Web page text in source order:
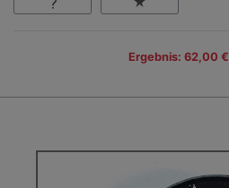
Ergebnis: 62,00 €